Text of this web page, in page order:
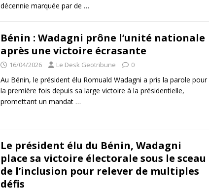
décennie marquée par de …
Bénin : Wadagni prône l’unité nationale
après une victoire écrasante
16/04/2026 Le Desk Geotribune 0
Au Bénin, le président élu Romuald Wadagni a pris la parole pour
la première fois depuis sa large victoire à la présidentielle,
promettant un mandat …
Le président élu du Bénin, Wadagni
place sa victoire électorale sous le sceau
de l’inclusion pour relever de multiples
défis